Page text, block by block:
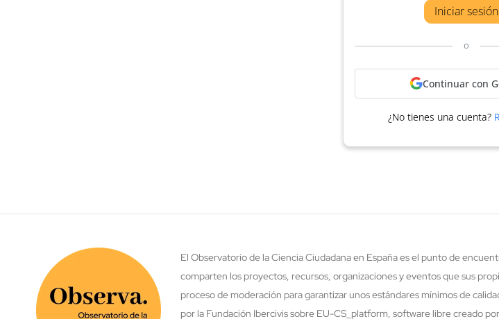
Iniciar sesión
o
Continuar con
¿No tienes una cuenta?
El Observatorio de la Ciencia Ciudadana en España es el punto de
comparten los proyectos, recursos, organizaciones y eventos que sus
proceso de moderación para garantizar unos estándares mínimos de
por la Fundación Ibercivis sobre EU-CS_platform, software libre creado